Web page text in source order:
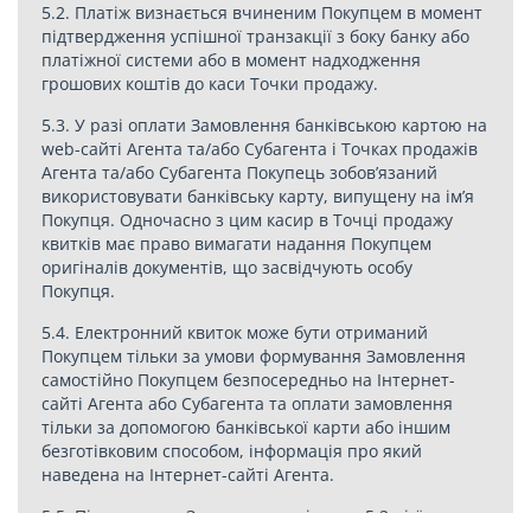
5.2. Платіж визнається вчиненим Покупцем в момент
підтвердження успішної транзакції з боку банку або
платіжної системи або в момент надходження
грошових коштів до каси Точки продажу.
5.3. У разі оплати Замовлення банківською картою на
web-сайті Агента та/або Субагента і Точках продажів
Агента та/або Субагента Покупець зобов’язаний
використовувати банківську карту, випущену на ім’я
Покупця. Одночасно з цим касир в Точці продажу
квитків має право вимагати надання Покупцем
оригіналів документів, що засвідчують особу
Покупця.
5.4. Електронний квиток може бути отриманий
Покупцем тільки за умови формування Замовлення
самостійно Покупцем безпосередньо на Інтернет-
сайті Агента або Субагента та оплати замовлення
тільки за допомогою банківської карти або іншим
безготівковим способом, інформація про який
наведена на Інтернет-сайті Агента.